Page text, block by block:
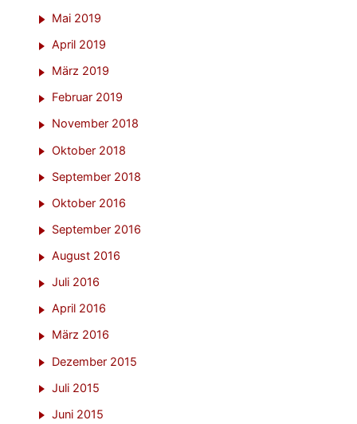
Mai 2019
April 2019
März 2019
Februar 2019
November 2018
Oktober 2018
September 2018
Oktober 2016
September 2016
August 2016
Juli 2016
April 2016
März 2016
Dezember 2015
Juli 2015
Juni 2015